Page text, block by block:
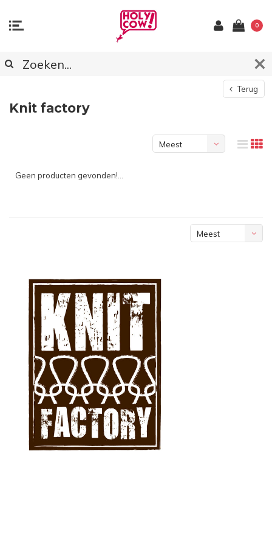
0
Terug
Knit factory
Meest
Geen producten gevonden!...
Meest